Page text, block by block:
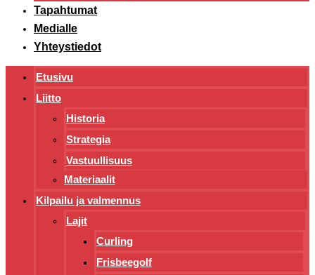
Tapahtumat
Medialle
Yhteystiedot
Etusivu
Liitto
Historia
Strategia
Vastuullisuus
Materiaalit
Kilpailu ja valmennus
Lajit
Curling
Frisbeegolf